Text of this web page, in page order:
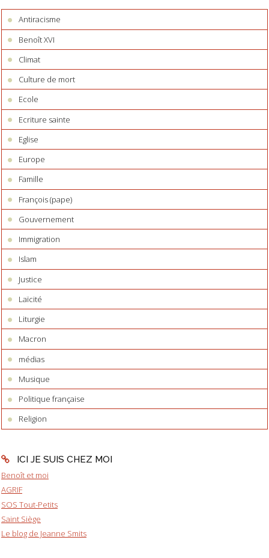
Antiracisme
Benoît XVI
Climat
Culture de mort
Ecole
Ecriture sainte
Eglise
Europe
Famille
François (pape)
Gouvernement
Immigration
Islam
Justice
Laïcité
Liturgie
Macron
médias
Musique
Politique française
Religion
ICI JE SUIS CHEZ MOI
Benoît et moi
AGRIF
SOS Tout-Petits
Saint Siège
Le blog de Jeanne Smits